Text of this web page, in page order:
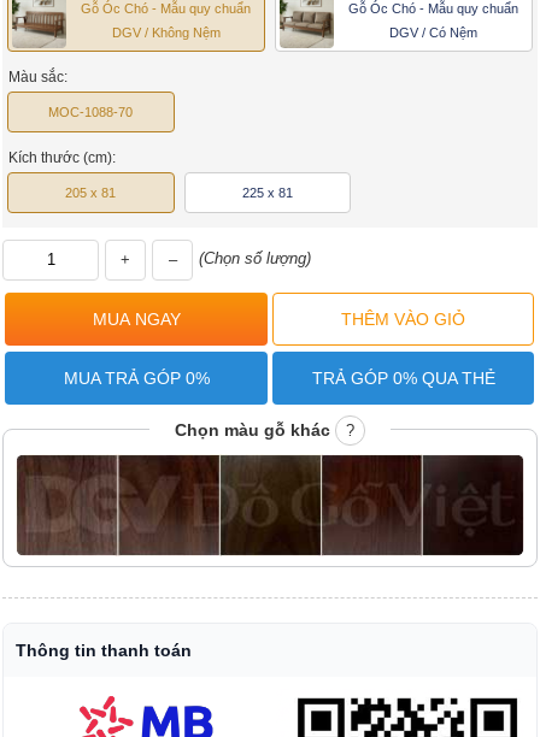
Gỗ Óc Chó - Mẫu quy chuẩn
DGV / Không Nệm
Gỗ Óc Chó - Mẫu quy chuẩn
DGV / Có Nệm
Màu sắc:
MOC-1088-70
Kích thước (cm):
205 x 81 225 x 81
+ – (Chọn số lượng)
MUA TRẢ GÓP 0% TRẢ GÓP 0% QUA THẺ
Chọn màu gỗ khác ?
Thông tin thanh toán